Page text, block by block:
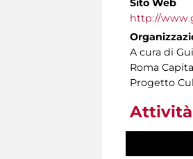
Sito Web
http://
A cura di
Roma
Progetto